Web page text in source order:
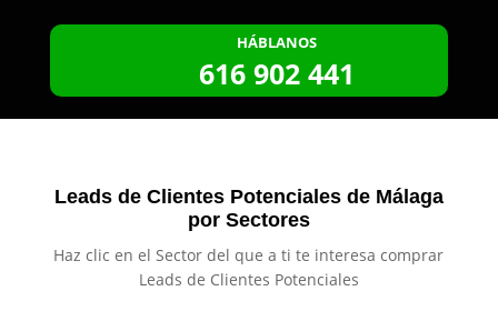
HÁBLANOS
616 902 441
Leads de Clientes Potenciales de Málaga
por Sectores
Haz clic en el Sector del que a ti te interesa comprar
Leads de Clientes Potenciales